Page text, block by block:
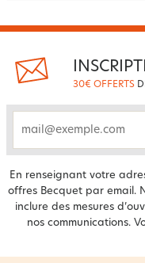
30€ OFFERTS
email
En renseignant votre
offres Becquet par email.
inclure des mesures
nos communications.